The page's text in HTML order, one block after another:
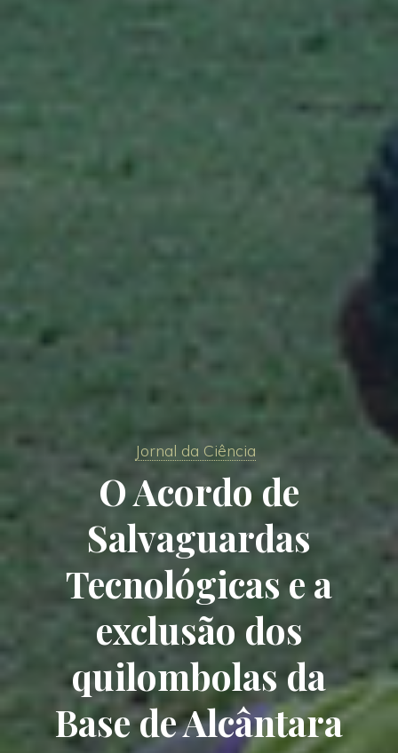
Jornal da Ciência
O Acordo de
Salvaguardas
Tecnológicas e a
exclusão dos
quilombolas da
Base de Alcântara